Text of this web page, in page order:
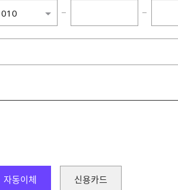
010
019
− −
자동이체 신용카드